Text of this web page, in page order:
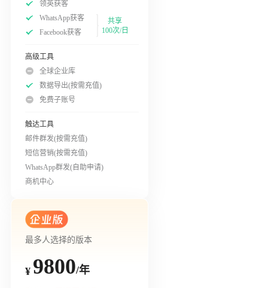
领英获客
WhatsApp获客
Facebook获客
共享
100次/日
高级工具
全球企业库
数据导出(按需充值)
免费子账号
触达工具
邮件群发(按需充值)
短信营销(按需充值)
WhatsApp群发(自助申请)
商机中心
最多人选择的版本
¥ 9800/年